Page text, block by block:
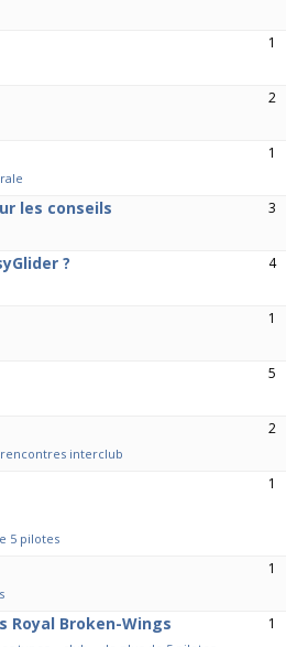
1
2
1
les conseils 3
? 4
1
5
interclub
2
5 pilotes
1
1
Royal Broken-Wings 1